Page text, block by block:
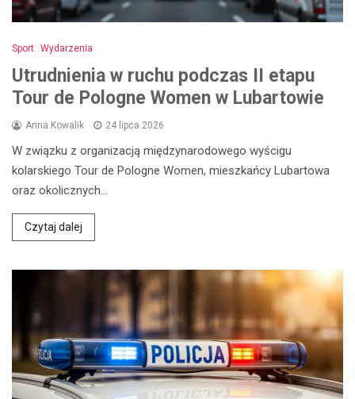
Sport Wydarzenia
Utrudnienia w ruchu podczas II etapu
Tour de Pologne Women w Lubartowie
Anna Kowalik 24 lipca 2026
W związku z organizacją międzynarodowego wyścigu
kolarskiego Tour de Pologne Women, mieszkańcy Lubartowa
oraz okolicznych…
Czytaj dalej